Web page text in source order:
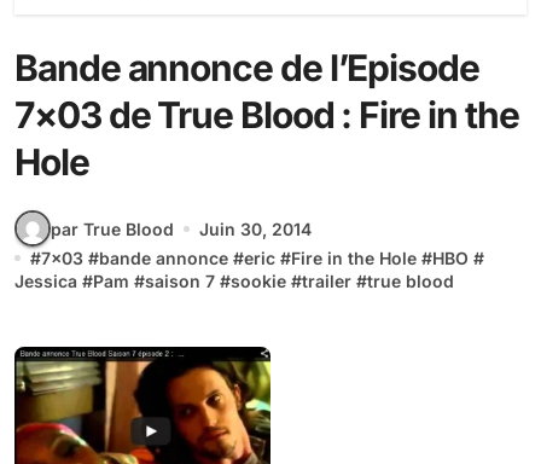
Bande annonce de l’Episode
7×03 de True Blood : Fire in the
Hole
par True Blood
Juin 30, 2014
#7x03 #bande annonce #eric #Fire in the Hole #HBO #
Jessica #Pam #saison 7 #sookie #trailer #true blood